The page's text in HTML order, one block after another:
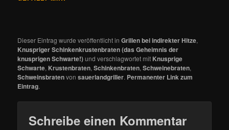
Dieser Eintrag wurde veröffentlicht inGrillen bei indirekter Hitze,
Knuspriger Schinkenkrustenbraten (das Geheimnis der
knusprigen Schwarte!)und verschlagwortet mit Knusprige
Schwarte, Krustenbraten,Schinkenbraten,Schweinebraten,
Schweinsbratenvonsauerlandgriller. Permanenter Link zum
Eintrag.
Schreibe einen Kommentar